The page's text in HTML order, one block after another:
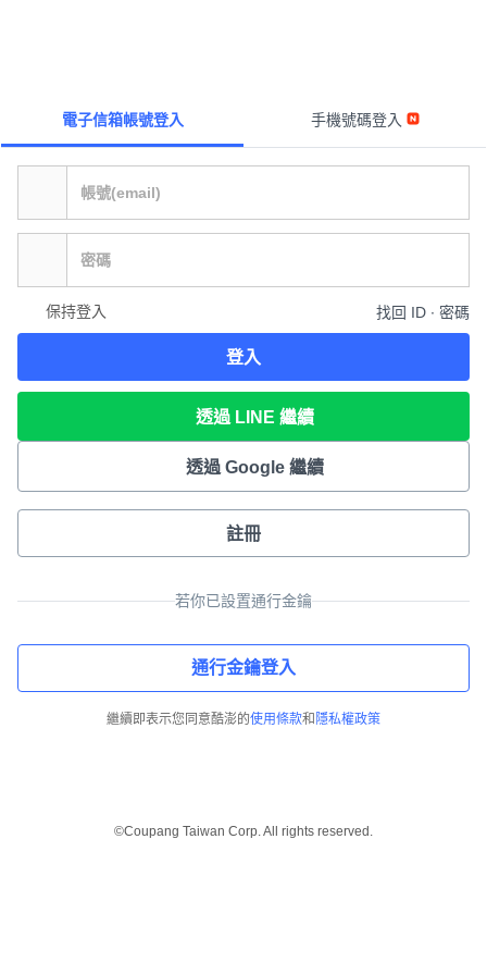
電子信箱帳號登入 手機號碼登入
保持登入 找回 ID ∙ 密碼
登入
透過 LINE 繼續
透過 Google 繼續
註冊
若你已設置通行金鑰
通行金鑰登入
繼續即表示您同意酷澎的使用條款和 隱私權政策
©Coupang Taiwan Corp. All rights reserved.